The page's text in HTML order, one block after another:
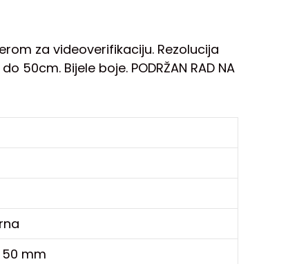
za videoverifikaciju. Rezolucija
50cm. Bijele boje. PODRŽAN RAD NA
50 mm